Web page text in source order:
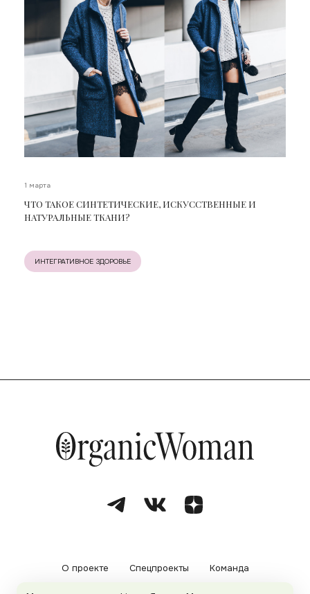
1 марта
ЧТО ТАКОЕ СИНТЕТИЧЕСКИЕ, ИСКУССТВЕННЫЕ И
НАТУРАЛЬНЫЕ ТКАНИ?
ИНТЕГРАТИВНОЕ ЗДОРОВЬЕ
О проекте Спецпроекты Команда